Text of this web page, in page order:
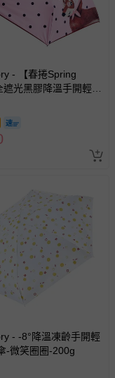
- 【春捲Spring
遮光黑膠降溫手開輕細
- -8°降溫凍齡手開輕
-微笑圈圈-200g